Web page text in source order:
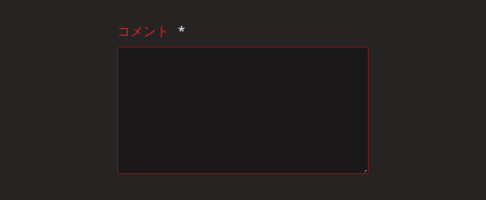
コメント *